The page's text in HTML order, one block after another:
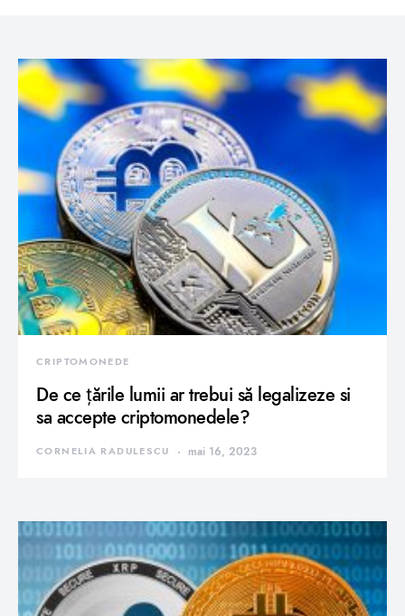
CRIPTOMONEDE
De ce țările lumii ar trebui să legalizeze si
sa accepte criptomonedele?
CORNELIA RADULESCU mai 16, 2023